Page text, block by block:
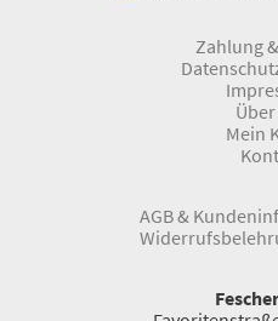
Zahlung
Mein
AGB &